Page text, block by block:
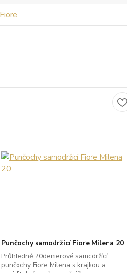
Fiore
Punčochy samodržící Fiore Milena 20
Průhledné 20denierové samodržící
punčochy Fiore Milena s krajkou a